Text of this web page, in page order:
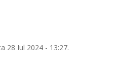
28 Iul 2024 - 13:27.